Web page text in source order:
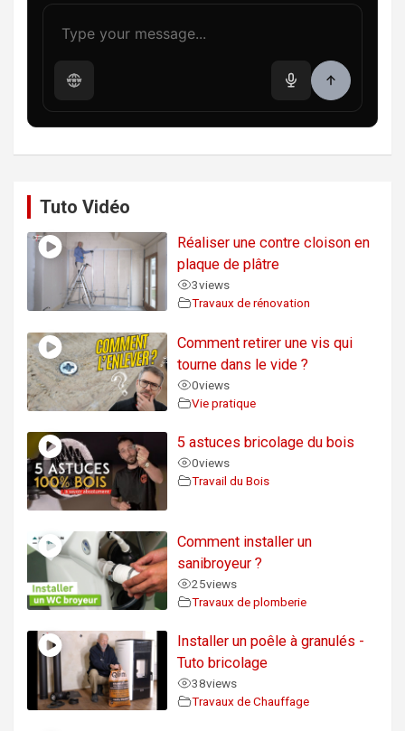
Tuto Vidéo
Réaliser une contre cloison en
plaque de plâtre
3views
Travaux de rénovation
Comment retirer une vis qui
tourne dans le vide ?
0views
Vie pratique
5 astuces bricolage du bois
0views
Travail du Bois
Comment installer un
sanibroyeur ?
25views
Travaux de plomberie
Installer un poêle à granulés -
Tuto bricolage
38views
Travaux de Chauffage